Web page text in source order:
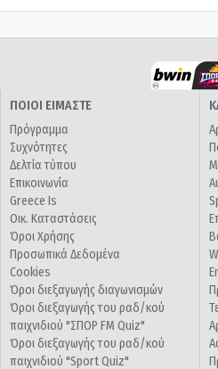
ΠΟΙΟΙ ΕΙΜΑΣΤΕ
Πρόγραμμα
Συχνότητες
Δελτία τύπου
Επικοινωνία
Greece Is
Οικ. Καταστάσεις
Όροι Χρήσης
Προσωπικά Δεδομένα
Cookies
Όροι διεξαγωγής διαγωνισμών
Όροι διεξαγωγής του ραδ/κού
παιχνιδιού "ΣΠΟΡ FM Quiz"
Όροι διεξαγωγής του ραδ/κού
παιχνιδιού "Sport Quiz"